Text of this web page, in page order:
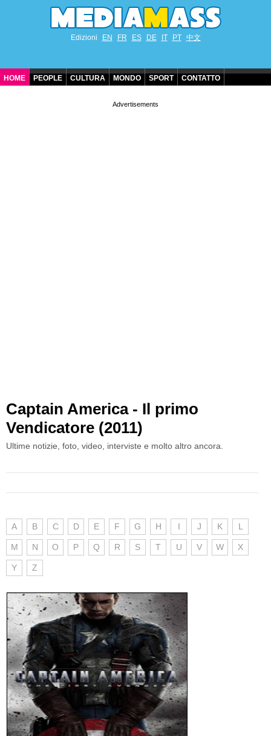
Edizioni EN FR ES DE IT PT 中文
HOME PEOPLE CULTURA MONDO SPORT CONTATTO
Captain America - Il primo
Vendicatore (2011)
Ultime notizie, foto, video, interviste e molto altro ancora.
A B C D E F G H I J K L
M N O P Q R S T U V W X
Y Z